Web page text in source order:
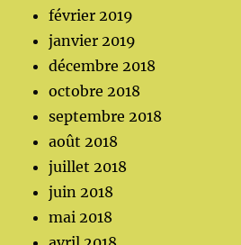
février 2019
janvier 2019
décembre 2018
octobre 2018
septembre 2018
août 2018
juillet 2018
juin 2018
mai 2018